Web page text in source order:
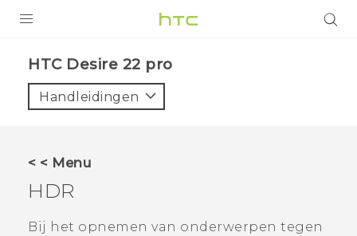
VIVE
HTC Desire 22 pro‎
Handleidingen
< < Menu
HDR
Bij het opnemen van onderwerpen tegen